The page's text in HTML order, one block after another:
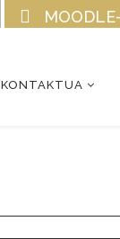
KONTAKTUA